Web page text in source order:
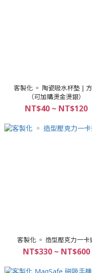
客製化 ◦ 陶瓷吸水杯墊 |
（可加購燙金燙銀）
NT$40 ~ NT$120
客製化 ◦ 造型壓克力一卡
NT$330 ~ NT$600